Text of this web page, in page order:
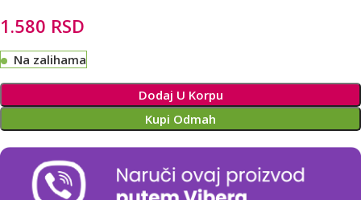
1.580 RSD
Na zalihama
Dodaj U Korpu
Kupi Odmah